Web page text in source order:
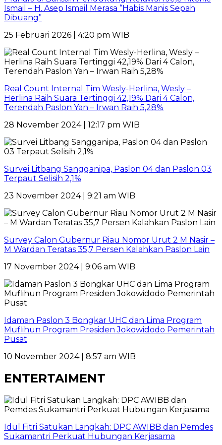
Ismail – H. Asep Ismail Merasa “Habis Manis Sepah
Dibuang”
25 Februari 2026 | 4:20 pm WIB
Real Count Internal Tim Wesly-Herlina, Wesly –
Herlina Raih Suara Tertinggi 42,19% Dari 4 Calon,
Terendah Paslon Yan – Irwan Raih 5,28%
28 November 2024 | 12:17 pm WIB
Survei Litbang Sangganipa, Paslon 04 dan Paslon 03
Terpaut Selisih 2,1%
23 November 2024 | 9:21 am WIB
Survey Calon Gubernur Riau Nomor Urut 2 M Nasir –
M Wardan Teratas 35,7 Persen Kalahkan Paslon Lain
17 November 2024 | 9:06 am WIB
Idaman Paslon 3 Bongkar UHC dan Lima Program
Muflihun Program Presiden Jokowidodo Pemerintah
Pusat
10 November 2024 | 8:57 am WIB
ENTERTAIMENT
Idul Fitri Satukan Langkah: DPC AWIBB dan Pemdes
Sukamantri Perkuat Hubungan Kerjasama